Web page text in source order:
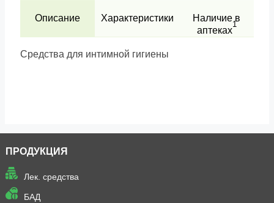
Описание Характеристики
Наличие в
аптеках
1
Средства для интимной гигиены
ПРОДУКЦИЯ
Лек. средства
БАД